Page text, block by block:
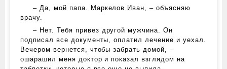
– Да, мой папа. Маркелов Иван, – объясняю
врачу.
– Нет. Тебя привез другой мужчина. Он
подписал все документы, оплатил лечение и уехал.
Вечером вернется, чтобы забрать домой, –
ошарашил меня доктор и показал взглядом на